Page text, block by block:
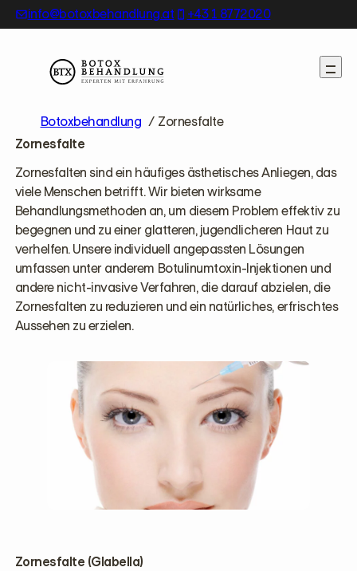
Skip
to
info@botoxbehandlung.at +43 1 8772020
Botoxbehandlung
Zornesfalte
Zornesfalte
Zornesfalten sind ein häufiges ästhetisches Anliegen, das
viele Menschen betrifft. Wir bieten wirksame
Behandlungsmethoden an, um diesem Problem effektiv zu
begegnen und zu einer glatteren, jugendlicheren Haut zu
verhelfen. Unsere individuell angepassten Lösungen
umfassen unter anderem Botulinumtoxin-Injektionen und
andere nicht-invasive Verfahren, die darauf abzielen, die
Zornesfalten zu reduzieren und ein natürliches, erfrischtes
Aussehen zu erzielen.
Zornesfalte (Glabella)